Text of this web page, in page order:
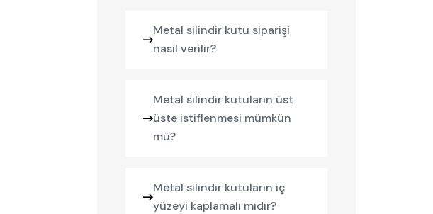
Metal silindir kutu siparişi
nasıl verilir?
Metal silindir kutuların üst
üste istiflenmesi mümkün
mü?
Metal silindir kutuların iç
yüzeyi kaplamalı mıdır?